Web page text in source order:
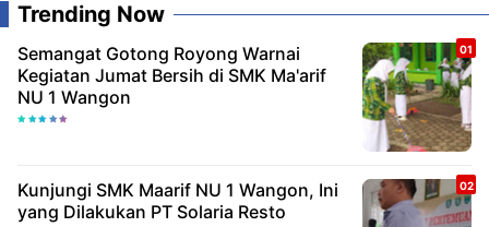
Trending Now
Semangat Gotong Royong Warnai
Kegiatan Jumat Bersih di SMK Ma'arif
NU 1 Wangon
Kunjungi SMK Maarif NU 1 Wangon, Ini
yang Dilakukan PT Solaria Resto